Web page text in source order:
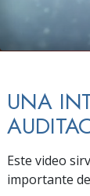
UNA
Este video
importante